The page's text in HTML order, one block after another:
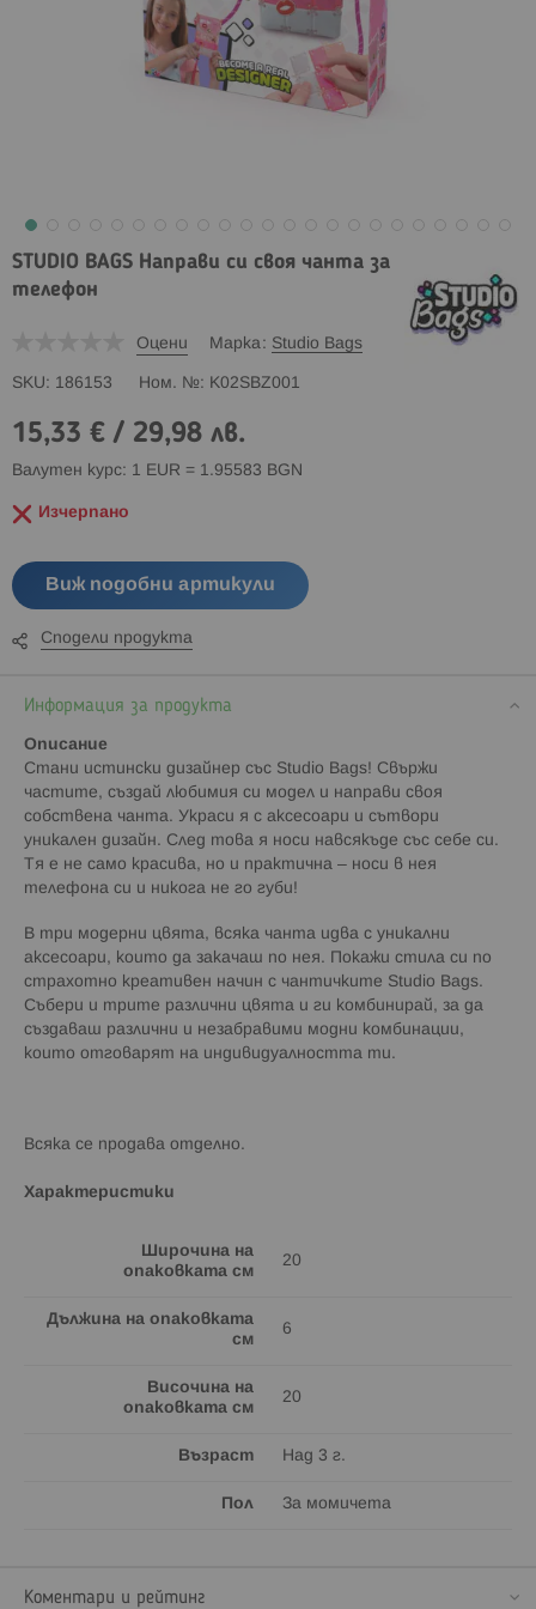
STUDIO BAGS Направи си своя чанта за
телефон
Оцени Марка Studio Bags
SKU 186153 Ном. № K02SBZ001
15,33 € / 29,98 лв.
Валутен курс: 1 EUR = 1.95583 BGN
Изчерпано
Виж подобни артикули
Сподели продукта
Информация за продукта
Описание
Стани истински дизайнер със Studio Bags! Свържи
частите, създай любимия си модел и направи своя
собствена чанта. Украси я с аксесоари и сътвори
уникален дизайн. След това я носи навсякъде със себе си.
Тя е не само красива, но и практична – носи в нея
телефона си и никога не го губи!
В три модерни цвята, всяка чанта идва с уникални
аксесоари, които да закачаш по нея. Покажи стила си по
страхотно креативен начин с чантичките Studio Bags.
Събери и трите различни цвята и ги комбинирай, за да
създаваш различни и незабравими модни комбинации,
които отговарят на индивидуалността ти.
Всяка се продава отделно.
Характеристики
Широчина на
опаковката см
20
Дължина на опаковката
см
6
Височина на
опаковката см
20
Възраст Над 3 г.
Пол За момичета
Коментари и рейтинг